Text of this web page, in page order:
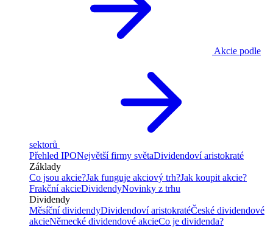
Akcie podle
sektorů
Přehled IPONejvětší firmy světaDividendoví aristokraté
Základy
Co jsou akcie?Jak funguje akciový trh?Jak koupit akcie?
Frakční akcieDividendyNovinky z trhu
Dividendy
Měsíční dividendyDividendoví aristokratéČeské dividendové
akcieNěmecké dividendové akcieCo je dividenda?